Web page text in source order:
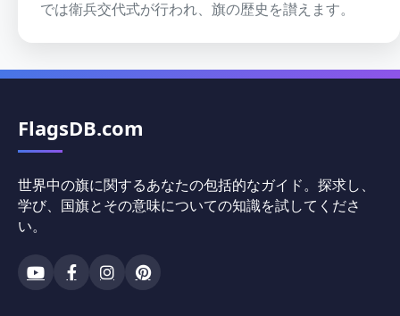
では衛兵交代式が行われ、旗の歴史を讃えます。
FlagsDB.com
世界中の旗に関するあなたの包括的なガイド。探求し、
学び、国旗とその意味についての知識を試してくださ
い。